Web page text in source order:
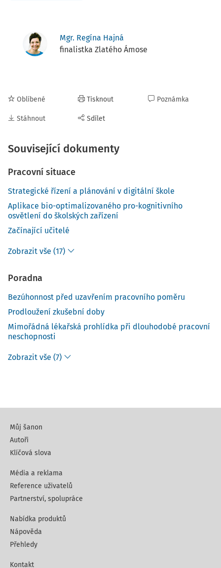
Mgr. Regína Hajná
finalistka Zlatého Ámose
Oblíbené
Stáhnout
Tisknout
Sdílet
Poznámka
Související dokumenty
Pracovní situace
Strategické řízení a plánování v digitální škole
Aplikace bio-optimalizovaného pro-kognitivního
osvětlení do školských zařízení
Začínající učitelé
Zobrazit vše (17)
Poradna
Bezúhonnost před uzavřením pracovního poměru
Prodloužení zkušební doby
Mimořádná lékařská prohlídka při dlouhodobé pracovní
neschopnosti
Zobrazit vše (7)
Můj šanon
Autoři
Klíčová slova
Média a reklama
Reference uživatelů
Partnerství, spolupráce
Nabídka produktů
Nápověda
Přehledy
Kontakt